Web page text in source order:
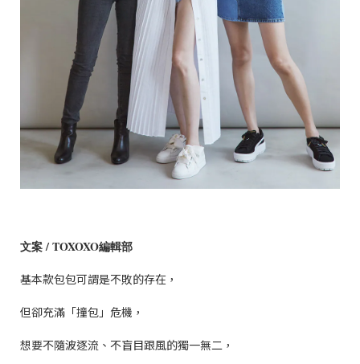
文案 / TOXOXO編輯部
基本款包包可謂是不敗的存在，
但卻充滿「撞包」危機，
想要不隨波逐流、不盲目跟風的獨一無二，